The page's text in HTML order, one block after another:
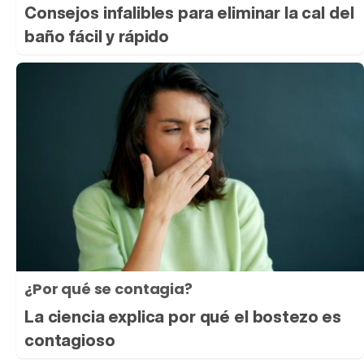
Consejos infalibles para eliminar la cal del
baño fácil y rápido
¿Por qué se contagia?
La ciencia explica por qué el bostezo es
contagioso